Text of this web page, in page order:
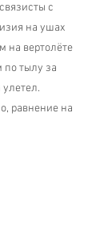
с
на ушах
на вертолёте
по тылу за
равнение на